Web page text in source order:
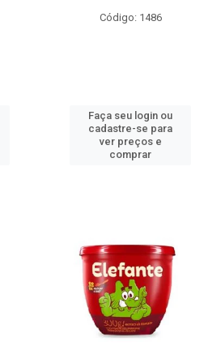
Código: 1486
Faça seu login ou
cadastre-se para
ver preços e
comprar